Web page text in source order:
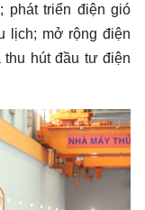
phát triển điện gió
lịch; mở rộng điện
hút đầu tư điện